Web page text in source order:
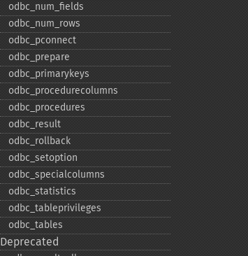
odbc_​num_​fields
odbc_​num_​rows
odbc_​pconnect
odbc_​prepare
odbc_​primarykeys
odbc_​procedurecolumns
odbc_​procedures
odbc_​result
odbc_​rollback
odbc_​setoption
odbc_​specialcolumns
odbc_​statistics
odbc_​tableprivileges
odbc_​tables
Deprecated